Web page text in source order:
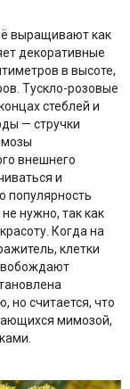
выращивают как
декоративные
в высоте,
Тускло-розовые
стеблей и
— стручки
внешнего
и
популярность
нужно, так как
Когда на
клетки
но считается, что
мимозой,